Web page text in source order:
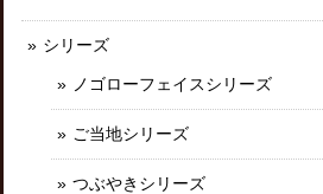
シリーズ
ノゴローフェイスシリーズ
ご当地シリーズ
つぶやきシリーズ